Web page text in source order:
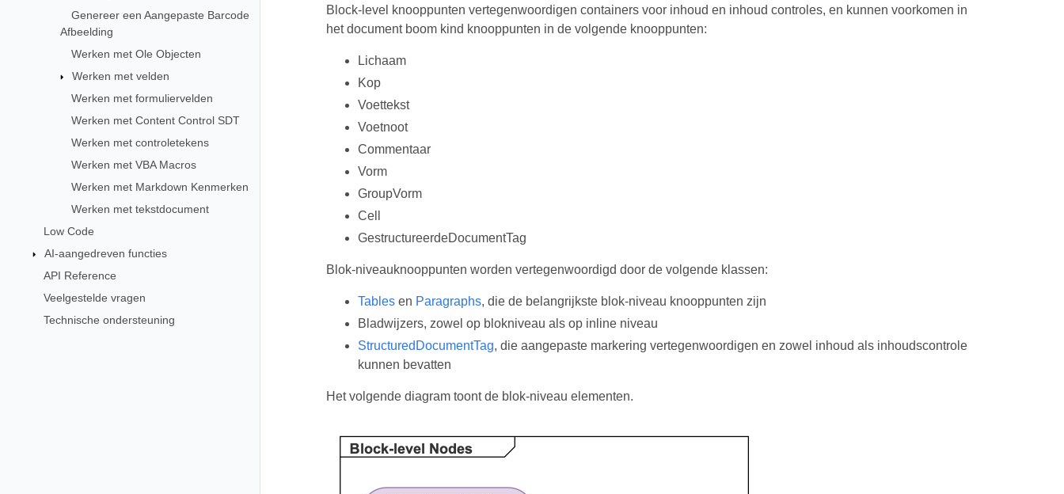
Genereer een Aangepaste Barcode
Afbeelding
Werken met Ole Objecten
Werken met velden
Werken met formuliervelden
Werken met Content Control SDT
Werken met controletekens
Werken met VBA Macros
Werken met Markdown Kenmerken
Werken met tekstdocument
Low Code
AI-aangedreven functies
API Reference
Veelgestelde vragen
Technische ondersteuning
Block-level knooppunten vertegenwoordigen containers voor inhoud en inhoud controles, en kunnen voorkomen in
het document boom kind knooppunten in de volgende knooppunten:
Lichaam
Kop
Voettekst
Voetnoot
Commentaar
Vorm
GroupVorm
Cell
GestructureerdeDocumentTag
Blok-niveauknooppunten worden vertegenwoordigd door de volgende klassen:
Tablesen Paragraphs, die de belangrijkste blok-niveau knooppunten zijn
Bladwijzers, zowel op blokniveau als op inline niveau
StructuredDocumentTag, die aangepaste markering vertegenwoordigen en zowel inhoud als inhoudscontrole
kunnen bevatten
Het volgende diagram toont de blok-niveau elementen.